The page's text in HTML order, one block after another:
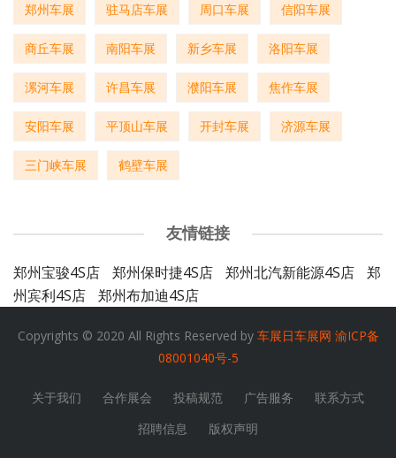
郑州车展 驻马店车展 周口车展 信阳车展
商丘车展 南阳车展 新乡车展 洛阳车展
漯河车展 许昌车展 濮阳车展 焦作车展
安阳车展 平顶山车展 开封车展 济源车展
三门峡车展 鹤壁车展
友情链接
郑州宝骏4S店 郑州保时捷4S店 郑州北汽新能源4S店
郑
州宾利4S店
郑州布加迪4S店
Copyrights © 2020 All Rights Reserved by 车展日车展网 渝ICP备
08001040号-5
关于我们 合作展会 投稿规范 广告服务
联系方式
招聘信息
版权声明